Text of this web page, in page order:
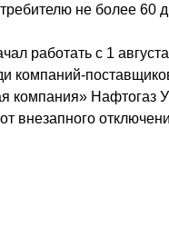
не более 60
работать с 1
компаний-
Нафтогаз
внезапного